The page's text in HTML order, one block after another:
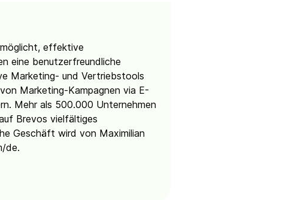
effektive
eine benutzerfreundliche
Marketing- und Vertriebstools
Marketing-Kampagnen via E-
Mehr als 500.000 Unternehmen
Brevos vielfältiges
Geschäft wird von Maximilian
de.